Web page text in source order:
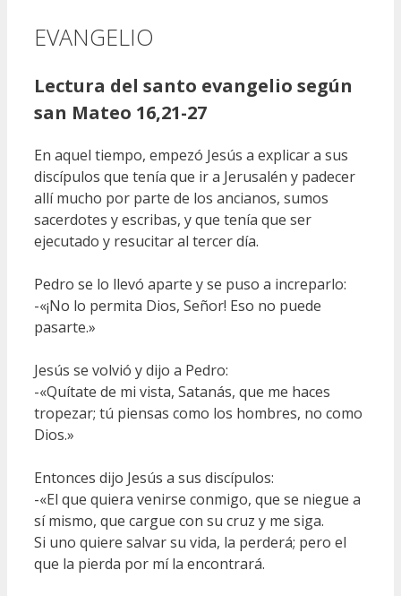
EVANGELIO
Lectura del santo evangelio según
san Mateo 16,21-27
En aquel tiempo, empezó Jesús a explicar a sus
discípulos que tenía que ir a Jerusalén y padecer
allí mucho por parte de los ancianos, sumos
sacerdotes y escribas, y que tenía que ser
ejecutado y resucitar al tercer día.
Pedro se lo llevó aparte y se puso a increparlo:
-«¡No lo permita Dios, Señor! Eso no puede
pasarte.»
Jesús se volvió y dijo a Pedro:
-«Quítate de mi vista, Satanás, que me haces
tropezar; tú piensas como los hombres, no como
Dios.»
Entonces dijo Jesús a sus discípulos:
-«El que quiera venirse conmigo, que se niegue a
sí mismo, que cargue con su cruz y me siga.
Si uno quiere salvar su vida, la perderá; pero el
que la pierda por mí la encontrará.